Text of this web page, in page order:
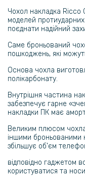
Чохол накладка
Чохол-накладка
Чохол накладка Ricco
моделей
поєднати надійний
Саме броньований
пошкоджень, які
Основа чохла
полікарбонату.
Внутрішня частина
забезпечує гарне
накладки ПК має
Великим плюсом
іншими броньованими
збільшує об'єм
відповідно гаджетом
користуватися та